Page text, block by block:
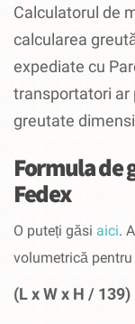
Calculatorul de
calcularea
expediate cu
transportatori ar
greutate
Formula de
Fedex
O puteți găsi aici.
volumetrică pentru
(L x W x H / 139)